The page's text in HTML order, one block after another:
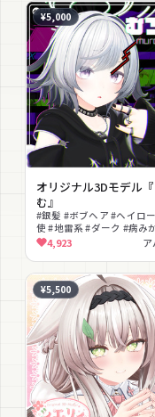
¥5,000
オリジナル3Dモデル
む』
#銀髪 #ボブヘア #ヘイロ
使 #地雷系 #ダーク #病み
い #包帯 #ヘアピン
4,923 ア
¥5,500